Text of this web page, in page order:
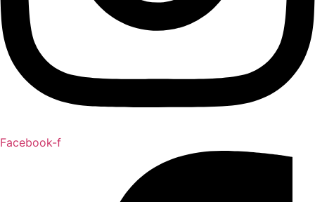
Facebook-f